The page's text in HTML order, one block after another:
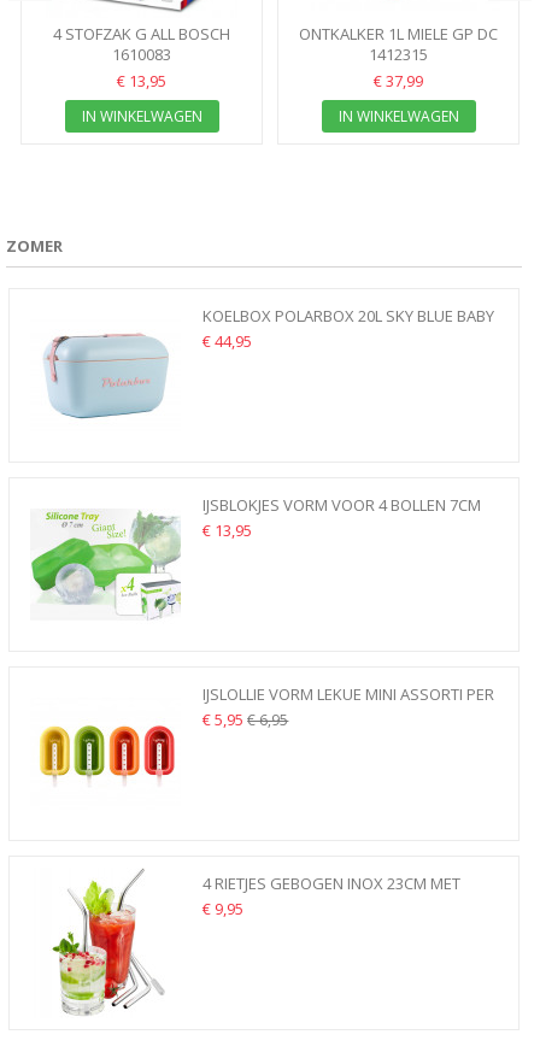
4 STOFZAK G ALL BOSCH
SIEMENS
STOFZUIGER(VERVANGT GXL...
1610083
€ 13,95
IN WINKELWAGEN
ONTKALKER 1L MIELE GP DC
DDG 1001L
SYSTEEMONTKALKER...
1412315
€ 37,99
IN WINKELWAGEN
ZOMER
KOELBOX POLARBOX 20L SKY BLUE BABY
ROSE
€ 44,95
IJSBLOKJES VORM VOOR 4 BOLLEN 7CM
DIAM IDEAAL GIN TONIC...
€ 13,95
IJSLOLLIE VORM LEKUE MINI ASSORTI PER
STUK IJSJESVORM...
€ 5,95€ 6,95
4 RIETJES GEBOGEN INOX 23CM MET
BORSTEL GEFU FUTURE...
€ 9,95